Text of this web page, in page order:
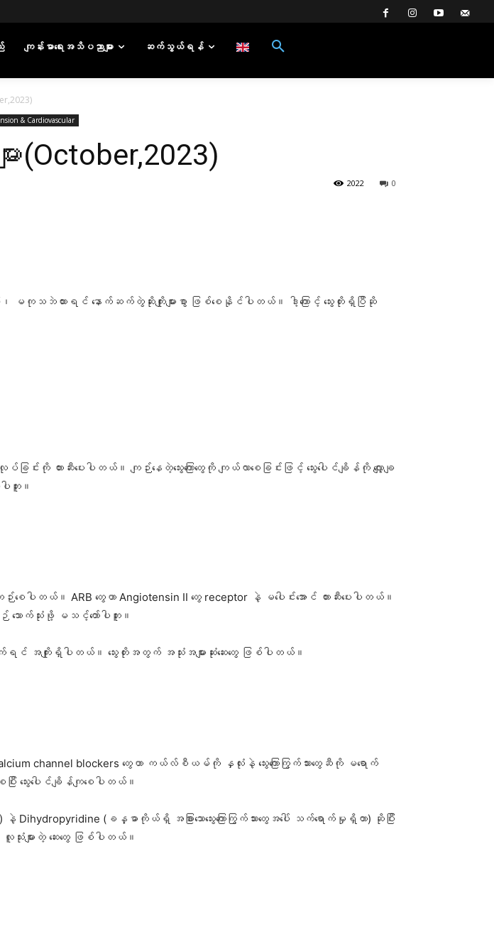
ကျန်းမာရေးအသိပညာများ ဆက်သွယ်ရန်
& Cardiovascular
ား(October,2023)
0
2022
မကုသဘဲထားရင် နောက်ဆက်တွဲဆိုးကျိုးများစွာ ဖြစ်စေနိုင်ပါတယ်။ ဒါ့ကြောင့် သွေးတိုးရှိပြီဆို
င်းကို တားဆီးပေးပါတယ်။ ကျဉ်းနေတဲ့သွေးကြောတွေကို ကျယ်လာစေခြင်းဖြင့် သွေးပေါင်ချိန်ကို လျှော့ချ
ဘူး။
ေပါတယ်။ ARB တွေဟာ Angiotensin II တွေ receptor နဲ့ မပေါင်းအောင် တားဆီးပေးပါတယ်။
သောက်သုံးဖို့ မသင့်တော်ပါဘူး။
က်ရင် အကျိုးရှိပါတယ်။ သွေးတိုးအတွက် အသုံးအများဆုံးဆေးတွေ ဖြစ်ပါတယ်။
blockers တွေဟာ ကယ်လ်စီယမ်ကို နှလုံးနဲ့ သွေးကြောကြွက်သားတွေဆီကို မရောက်
ြီး သွေးပေါင်ချိန်ကျစေပါတယ်။
(ခန္ဓာကိုယ်ရှိ အခြားသောသွေးကြောကြွက်သားတွေအပေါ် သက်ရောက်မှုရှိတာ) ဆိုပြီး
းများတဲ့ ဆေး​တွေ ဖြစ်ပါတယ်။